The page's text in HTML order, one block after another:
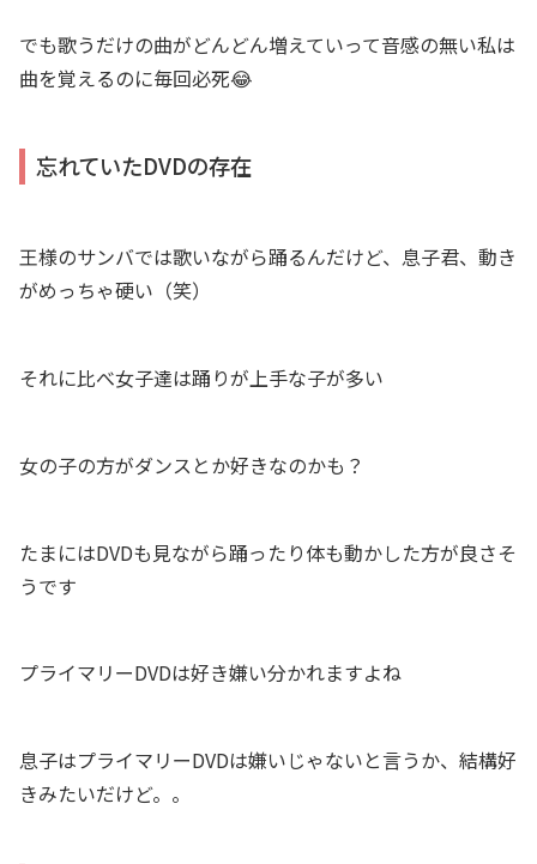
でも歌うだけの曲がどんどん増えていって音感の無い私は
曲を覚えるのに毎回必死😂
忘れていたDVDの存在
王様のサンバでは歌いながら踊るんだけど、息子君、動き
がめっちゃ硬い（笑）
それに比べ女子達は踊りが上手な子が多い
女の子の方がダンスとか好きなのかも？
たまにはDVDも見ながら踊ったり体も動かした方が良さそ
うです
プライマリーDVDは好き嫌い分かれますよね
息子はプライマリーDVDは嫌いじゃないと言うか、結構好
きみたいだけど。。